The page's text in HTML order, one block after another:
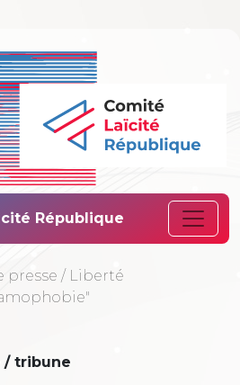
Laïcité
République
presse / Liberté
/ tribune